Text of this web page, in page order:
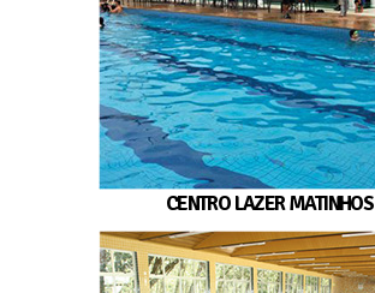
CENTRO LAZER MATINHOS